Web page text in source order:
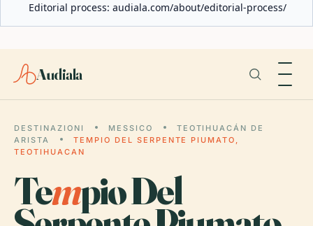
Editorial process: audiala.com/about/editorial-process/
Audiala
DESTINAZIONI MESSICO
TEOTIHUACÁN DE
ARISTA
TEMPIO DEL SERPENTE PIUMATO,
TEOTIHUACAN
Tempio Del